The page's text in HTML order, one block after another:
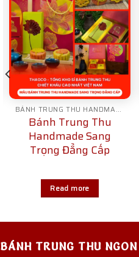
BÁNH TRUNG THU HANDMADE
Bánh Trung Thu
Handmade Sang
Trọng Đẳng Cấp
Read more
BÁNH TRUNG THU NGON